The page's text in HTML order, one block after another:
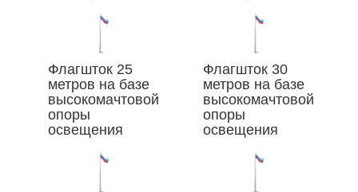
Флагшток 25
метров на базе
высокомачтовой
опоры
освещения
Флагшток 30
метров на базе
высокомачтовой
опоры
освещения